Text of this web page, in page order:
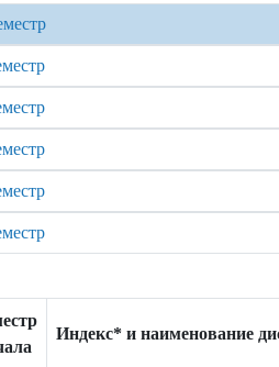
Индекс* и наименование